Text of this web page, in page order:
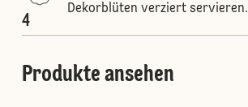
4
Dekorblüten verziert servieren.
Produkte ansehen